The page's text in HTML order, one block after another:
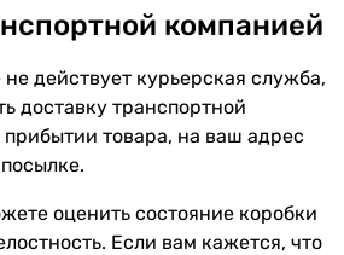
компанией
действует курьерская служба,
доставку транспортной
товара, на ваш адрес
оценить состояние коробки
Если вам кажется, что